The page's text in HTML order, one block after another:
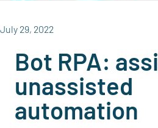
July 29, 2022
Bot RPA:
unassisted
automation